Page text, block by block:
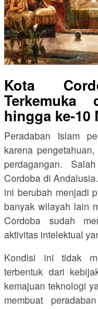
Kota
hingga ke-10
Peradaban Islam
karena
perdagangan.
Cordoba di
ini berubah menjadi
banyak wilayah lain
Cordoba sudah
aktivitas intelektual
Kondisi ini tidak
terbentuk dari
kemajuan teknologi
membuat